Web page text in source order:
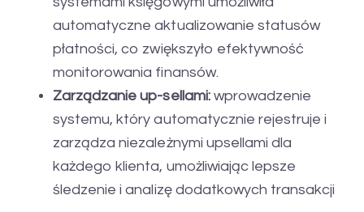
automatyczne aktualizowanie statusów
płatności, co zwiększyło efektywność
monitorowania finansów.
Zarządzanie up-sellami:wprowadzenie
systemu, który automatycznie rejestruje i
zarządza niezależnymi upsellami dla
każdego klienta, umożliwiając lepsze
śledzenie i analizę dodatkowych transakcji